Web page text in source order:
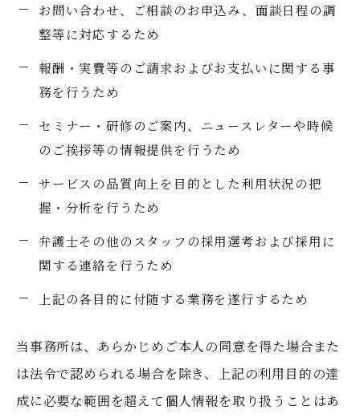
お問い合わせ、ご相談のお申込み、面談日程の調
整等に対応するため
報酬・実費等のご請求およびお支払いに関する事
務を行うため
セミナー・研修のご案内、ニュースレターや時候
のご挨拶等の情報提供を行うため
サービスの品質向上を目的とした利用状況の把
握・分析を行うため
弁護士その他のスタッフの採用選考および採用に
関する連絡を行うため
上記の各目的に付随する業務を遂行するため
当事務所は、あらかじめご本人の同意を得た場合また
は法令で認められる場合を除き、上記の利用目的の達
成に必要な範囲を超えて個人情報を取り扱うことはあ